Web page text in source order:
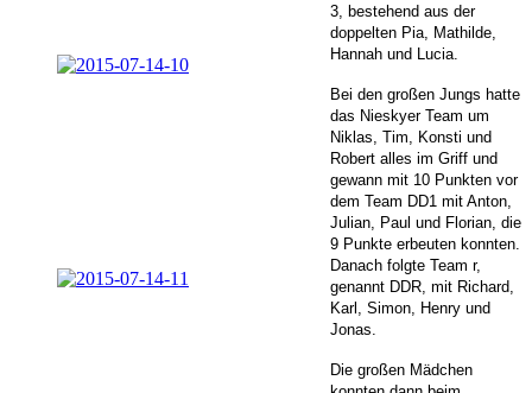
3, bestehend aus der
doppelten Pia, Mathilde,
Hannah und Lucia.
Bei den großen Jungs hatte
das Nieskyer Team um
Niklas, Tim, Konsti und
Robert alles im Griff und
gewann mit 10 Punkten vor
dem Team DD1 mit Anton,
Julian, Paul und Florian, die
9 Punkte erbeuten konnten.
Danach folgte Team r,
genannt DDR, mit Richard,
Karl, Simon, Henry und
Jonas.
Die großen Mädchen